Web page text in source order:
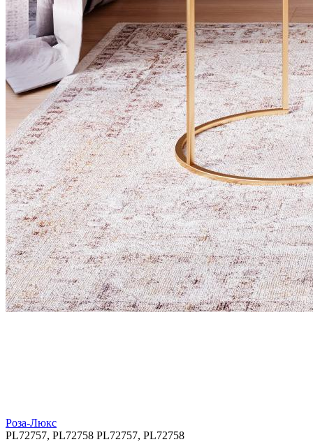
Роза-Люкс
PL72757, PL72758 PL72757, PL72758